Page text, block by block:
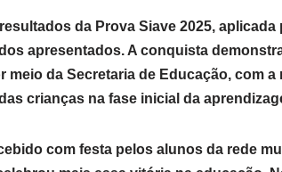
da Prova Siave 2025, aplicada
apresentados. A conquista
da Secretaria de Educação, com a
crianças na fase inicial da
com festa pelos alunos da rede